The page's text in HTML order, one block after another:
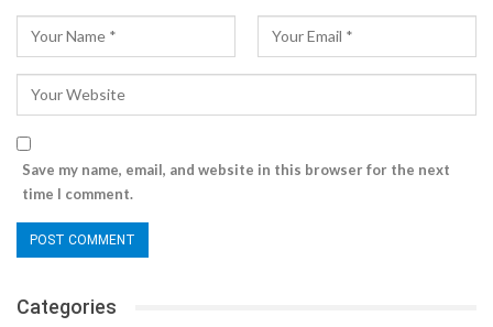
Save my name, email, and website in this browser for the next
time I comment.
Categories